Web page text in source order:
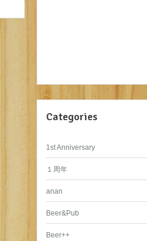
Categories
1st Anniversary
１周年
anan
Beer&Pub
Beer++